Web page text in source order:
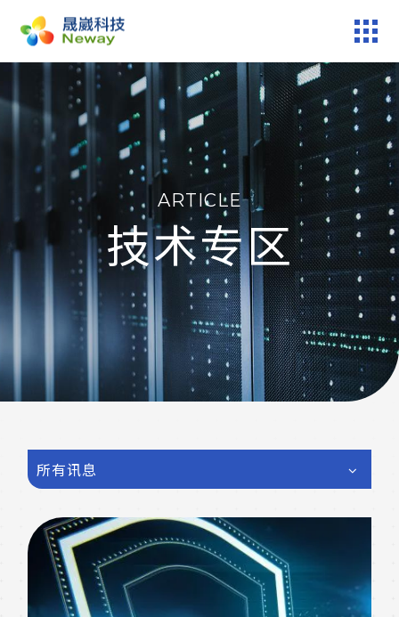
ARTICLE
技术专区
所有讯息
产品服务
技术专区
新闻中心
关于晟崴
技术报修